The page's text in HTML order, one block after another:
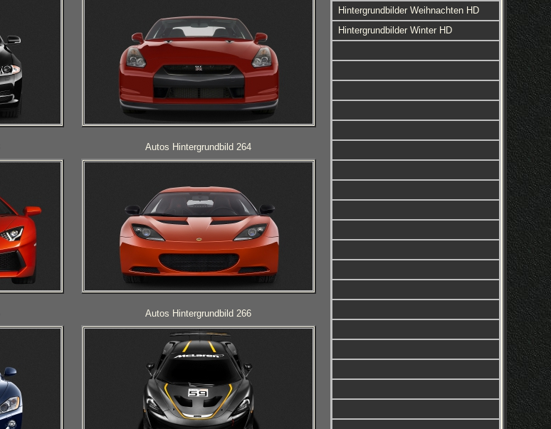
Autos Hintergrundbild 264
Autos Hintergrundbild 266
Hintergrundbilder Weihnachten HD
Hintergrundbilder Winter HD